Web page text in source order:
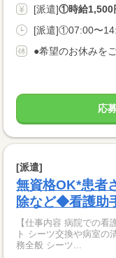
[派遣]①時給1,500
応
[派遣]
無資格OK*患者
除など◆看護助
【仕事内容 病院での
ト シーツ交換や病室の
務全般 シーツ...